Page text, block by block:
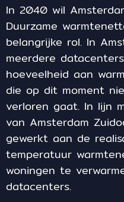
In 2040 wil
Duurzame
belangrijke rol. In
meerdere
hoeveelheid aan
die op dit moment
verloren gaat. In lijn
van Amsterdam
gewerkt aan de
temperatuur
woningen te
datacenters.